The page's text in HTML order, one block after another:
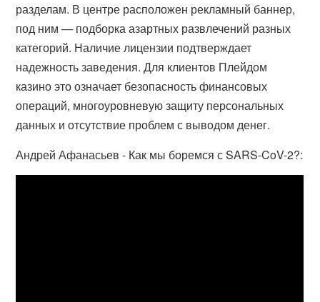
разделам. В центре расположен рекламный баннер,
под ним — подборка азартных развлечений разных
категорий. Наличие лицензии подтверждает
надежность заведения. Для клиентов Плейдом
казино это означает безопасность финансовых
операций, многоуровневую защиту персональных
данных и отсутствие проблем с выводом денег.
Андрей Афанасьев - Как мы боремся с SARS-CoV-2?: